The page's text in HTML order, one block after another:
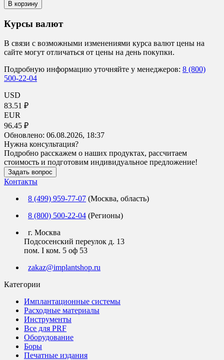
В корзину
Курсы валют
В связи с возможными изменениями курса валют цены на
сайте могут отличаться от цены на день покупки.
Подробную информацию уточняйте у менеджеров: 8 (800)
500-22-04
USD
83.51 ₽
EUR
96.45 ₽
Обновлено: 06.08.2026, 18:37
Нужна консультация?
Подробно расскажем о наших продуктах, рассчитаем
стоимость и подготовим индивидуальное предложение!
Задать вопрос
Контакты
8 (499) 959-77-07 (Москва, область)
8 (800) 500-22-04 (Регионы)
г. Москва
Подсосенский переулок д. 13
пом. I ком. 5 оф 53
zakaz@implantshop.ru
Категории
Имплантационные системы
Расходные материалы
Инструменты
Все для PRF
Оборудование
Боры
Печатные издания